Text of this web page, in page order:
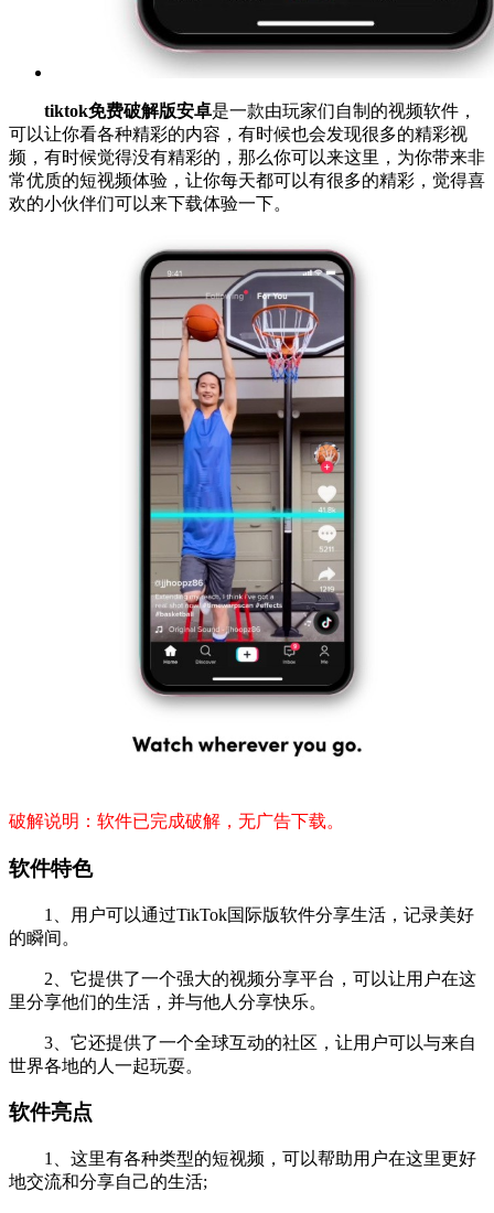
tiktok免费破解版安卓是一款由玩家们自制的视频软件，
可以让你看各种精彩的内容，有时候也会发现很多的精彩视
频，有时候觉得没有精彩的，那么你可以来这里，为你带来非
常优质的短视频体验，让你每天都可以有很多的精彩，觉得喜
欢的小伙伴们可以来下载体验一下。
破解说明：软件已完成破解，无广告下载。
软件特色
1、用户可以通过TikTok国际版软件分享生活，记录美好
的瞬间。
2、它提供了一个强大的视频分享平台，可以让用户在这
里分享他们的生活，并与他人分享快乐。
3、它还提供了一个全球互动的社区，让用户可以与来自
世界各地的人一起玩耍。
软件亮点
1、这里有各种类型的短视频，可以帮助用户在这里更好
地交流和分享自己的生活;